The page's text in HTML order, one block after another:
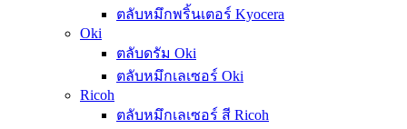
ตลับหมึกพริ้นเตอร์ Kyocera
Oki
ตลับดรัม Oki
ตลับหมึกเลเซอร์ Oki
Ricoh
ตลับหมึกเลเซอร์ สี Ricoh